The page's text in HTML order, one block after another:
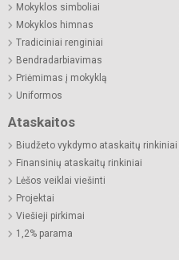
Mokyklos simboliai
Mokyklos himnas
Tradiciniai renginiai
Bendradarbiavimas
Priėmimas į mokyklą
Uniformos
Ataskaitos
Biudžeto vykdymo ataskaitų rinkiniai
Finansinių ataskaitų rinkiniai
Lėšos veiklai viešinti
Projektai
Viešieji pirkimai
1,2% parama